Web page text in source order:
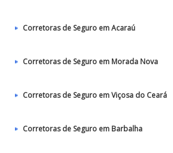
Corretoras de Seguro em Acaraú
Corretoras de Seguro em Morada Nova
Corretoras de Seguro em Viçosa do Ceará
Corretoras de Seguro em Barbalha